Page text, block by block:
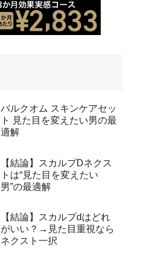
バルクオム スキンケアセッ
ト 見た目を変えたい男の最
適解
【結論】スカルプDネクス
トは“見た目を変えたい
男”の最適解
【結論】スカルプdはどれ
がいい？→見た目重視なら
ネクスト一択